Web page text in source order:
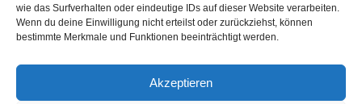
wie das Surfverhalten oder eindeutige IDs auf dieser Website verarbeiten.
Wenn du deine Einwilligung nicht erteilst oder zurückziehst, können
bestimmte Merkmale und Funktionen beeinträchtigt werden.
Akzeptieren
Aston Martin wählt Bridgestone